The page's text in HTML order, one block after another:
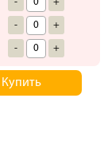
- +
- +
Купить